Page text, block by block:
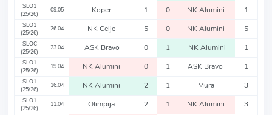
SLO1
(25/26)
09.05 Koper 1 0 NK Alumini 1
SLO1
(25/26)
26.04 NK Celje 5 0 NK Alumini 5
SLOC
(25/26)
23.04 ASK Bravo 0 1 NK Alumini 1
SLO1
(25/26)
19.04 NK Alumini 0 1 ASK Bravo 1
SLO1
(25/26)
16.04 NK Alumini 2 1 Mura 3
SLO1
(25/26)
11.04 Olimpija 2 1 NK Alumini 3